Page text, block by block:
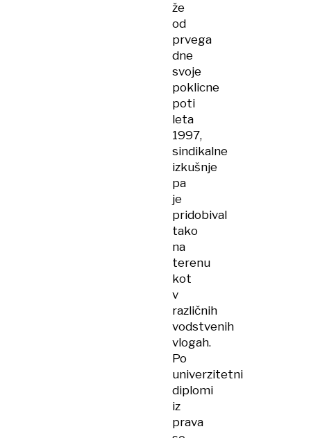
že
od
prvega
dne
svoje
poklicne
poti
leta
1997,
sindikalne
izkušnje
pa
je
pridobival
tako
na
terenu
kot
v
različnih
vodstvenih
vlogah.
Po
univerzitetni
diplomi
iz
prava